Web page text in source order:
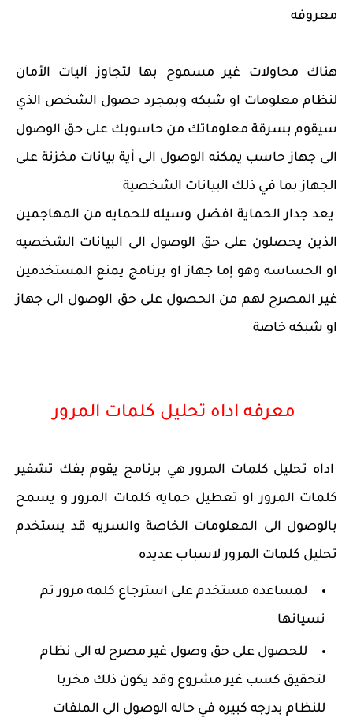
معروفه
هناك محاولات غير مسموح بها لتجاوز آليات الأمان
لنظام معلومات او شبكه وبمجرد حصول الشخص الذي
سيقوم بسرقة معلوماتك من حاسوبك على حق الوصول
الى جهاز حاسب يمكنه الوصول الى أية بيانات مخزنة على
الجهاز بما في ذلك البيانات الشخصية
يعد جدار الحماية افضل وسيله للحمايه من المهاجمين
الذين يحصلون على حق الوصول الى البيانات الشخصيه
او الحساسه وهو إما جهاز او برنامج يمنع المستخدمين
غير المصرح لهم من الحصول على حق الوصول الى جهاز
او شبكه خاصة
معرفه اداه تحليل كلمات المرور
اداه تحليل كلمات المرور هي برنامج يقوم بفك تشفير
كلمات المرور او تعطيل حمايه كلمات المرور و يسمح
بالوصول الى المعلومات الخاصة والسريه قد يستخدم
تحليل كلمات المرور لاسباب عديده
لمساعده مستخدم على استرجاع كلمه مرور تم
نسيانها
للحصول على حق وصول غير مصرح له الى نظام
لتحقيق كسب غير مشروع وقد يكون ذلك مخربا
للنظام بدرجه كبيره في حاله الوصول الى الملفات